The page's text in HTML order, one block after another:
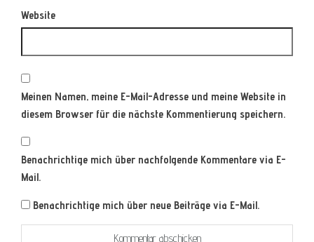
Website
Meinen Namen, meine E-Mail-Adresse und meine Website in
diesem Browser für die nächste Kommentierung speichern.
Benachrichtige mich über nachfolgende Kommentare via E-
Mail.
Benachrichtige mich über neue Beiträge via E-Mail.